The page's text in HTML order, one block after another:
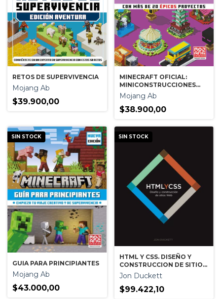
RETOS DE SUPERVIVENCIA
Mojang Ab
$39.900,00
MINECRAFT OFICIAL:
MINICONSTRUCCIONES
ASOMBROSAS
Mojang Ab
$38.900,00
SIN STOCK
GUIA PARA PRINCIPIANTES
Mojang Ab
$43.000,00
SIN STOCK
HTML Y CSS. DISEÑO Y
CONSTRUCCION DE SITIOS
WEB
Jon Duckett
$99.422,10